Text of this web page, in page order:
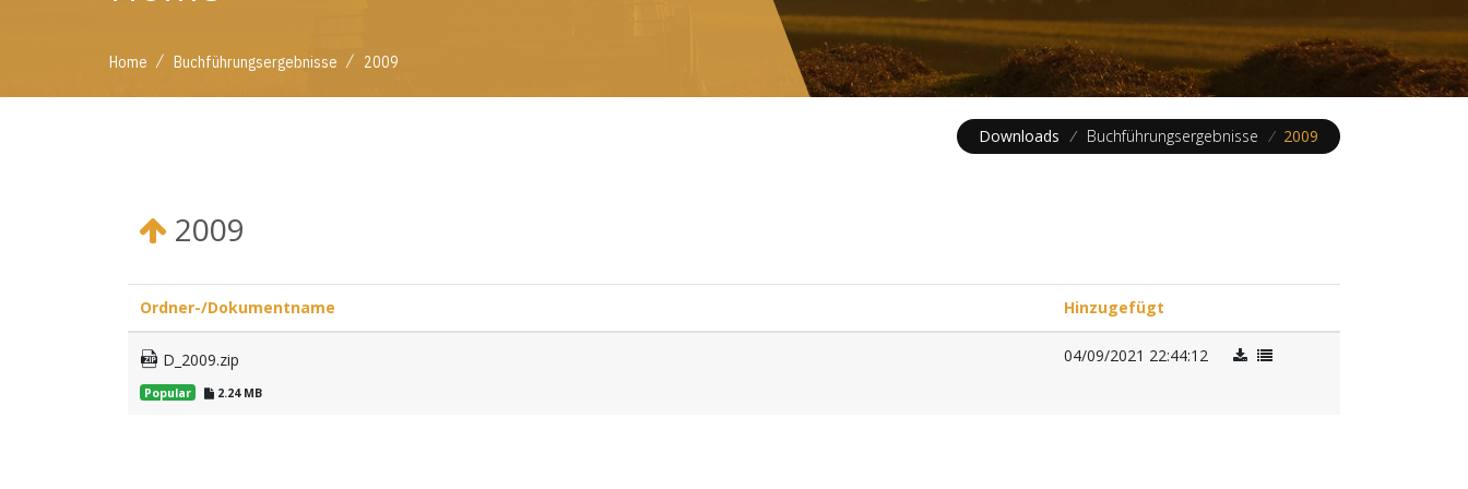
Home / Buchführungsergebnisse / 2009
Downloads / Buchführungsergebnisse / 2009
2009
Ordner-/Dokumentname Hinzugefügt
D_2009.zip
Popular 2.24 MB
04/09/2021 22:44:12